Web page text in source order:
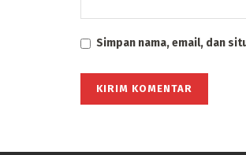
Simpan nama, email, dan